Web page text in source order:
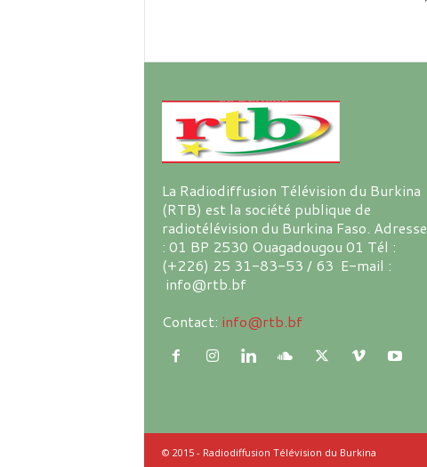
La Radiodiffusion Télévision du Burkina
(RTB) est la société publique de
radiotélévision du Burkina Faso. Adresse
: 01 BP 2530 Ouagadougou 01 Tél :
(+226) 25 31-83-53 / 63 E-mail :
info@rtb.bf
Contact: info@rtb.bf
© 2015 - Radiodiffusion Télévision du Burkina